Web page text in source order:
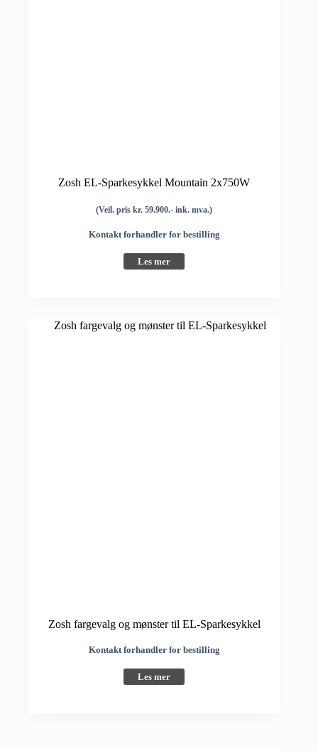
Zosh EL-Sparkesykkel Mountain 2x750W
(Veil. pris kr. 59.900.- ink. mva.)
Kontakt forhandler for bestilling
Les mer
Zosh fargevalg og mønster til EL-Sparkesykkel
Kontakt forhandler for bestilling
Les mer